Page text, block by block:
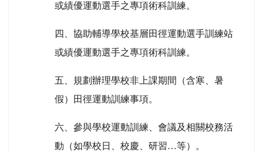
或績優運動選手之專項術科訓練。
四、協助輔導學校基層田徑運動選手訓練站
或績優運動選手之專項術科訓練。
五、規劃辦理學校非上課期間（含寒、暑
假）田徑運動訓練事項。
六、參與學校運動訓練、會議及相關校務活
動（如學校日、校慶、研習…等）。